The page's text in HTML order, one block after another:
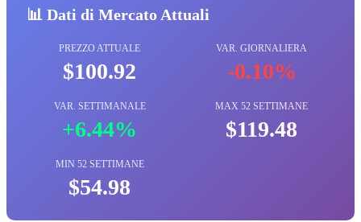
📊 Dati di Mercato Attuali
PREZZO ATTUALE
$100.92
VAR. GIORNALIERA
-0.10%
VAR. SETTIMANALE
+6.44%
MAX 52 SETTIMANE
$119.48
MIN 52 SETTIMANE
$54.98